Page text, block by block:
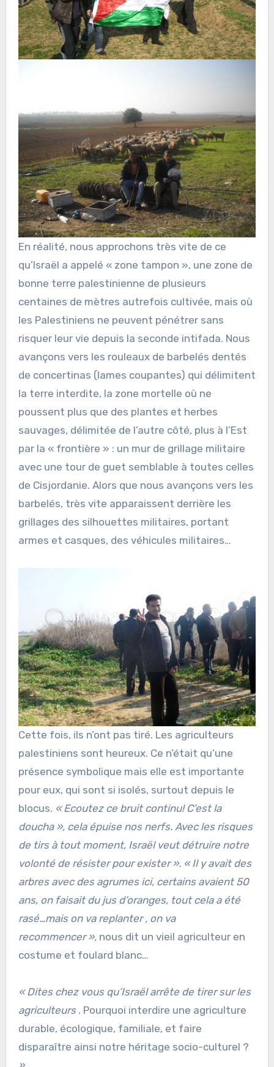
En réalité, nous approchons très vite de ce
qu’Israël a appelé « zone tampon », une zone de
bonne terre palestinienne de plusieurs
centaines de mètres autrefois cultivée, mais où
les Palestiniens ne peuvent pénétrer sans
risquer leur vie depuis la seconde intifada. Nous
avançons vers les rouleaux de barbelés dentés
de concertinas (lames coupantes) qui délimitent
la terre interdite, la zone mortelle où ne
poussent plus que des plantes et herbes
sauvages, délimitée de l’autre côté, plus à l’Est
par la « frontière » : un mur de grillage militaire
avec une tour de guet semblable à toutes celles
de Cisjordanie. Alors que nous avançons vers les
barbelés, très vite apparaissent derrière les
grillages des silhouettes militaires, portant
armes et casques, des véhicules militaires…
Cette fois, ils n’ont pas tiré. Les agriculteurs
palestiniens sont heureux. Ce n’était qu’une
présence symbolique mais elle est importante
pour eux, qui sont si isolés, surtout depuis le
blocus. « Ecoutez ce bruit continu! C’est la
doucha », cela épuise nos nerfs. Avec les risques
de tirs à tout moment, Israël veut détruire notre
volonté de résister pour exister ». « Il y avait des
arbres avec des agrumes ici, certains avaient 50
ans, on faisait du jus d’oranges, tout cela a été
rasé…mais on va replanter , on va
recommencer »,nous dit un vieil agriculteur en
costume et foulard blanc…
« Dites chez vous qu’Israël arrête de tirer sur les
agriculteurs . Pourquoi interdire une agriculture
durable, écologique, familiale, et faire
disparaître ainsi notre héritage socio-culturel ?